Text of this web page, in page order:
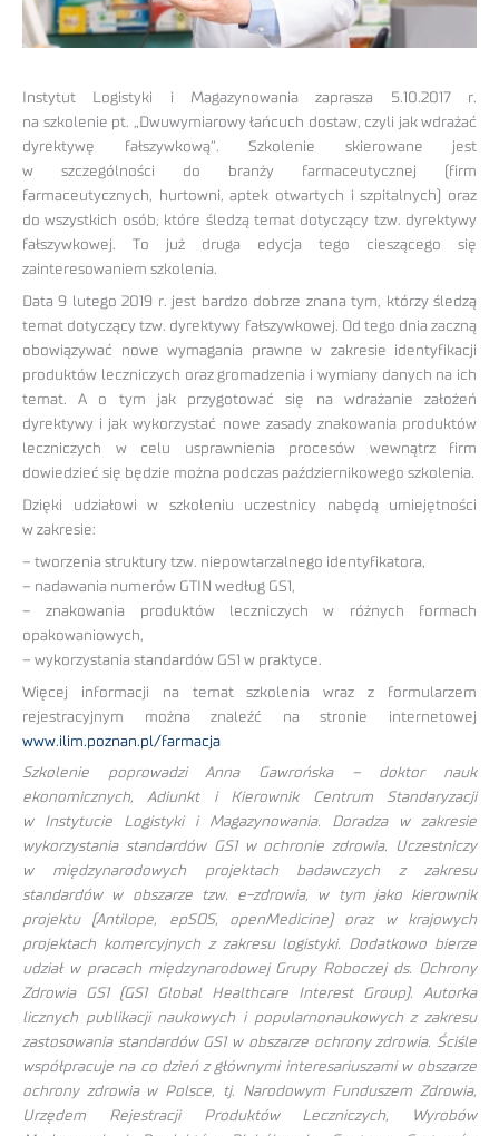
Instytut Logistyki i Magazynowania zaprasza 5.10.2017 r.
na szkolenie pt. „Dwuwymiarowy łańcuch dostaw, czyli jak wdrażać
dyrektywę fałszywkową”. Szkolenie skierowane jest
w szczególności do branży farmaceutycznej (firm
farmaceutycznych, hurtowni, aptek otwartych i szpitalnych) oraz
do wszystkich osób, które śledzą temat dotyczący tzw. dyrektywy
fałszywkowej. To już druga edycja tego cieszącego się
zainteresowaniem szkolenia.
Data 9 lutego 2019 r. jest bardzo dobrze znana tym, którzy śledzą
temat dotyczący tzw. dyrektywy fałszywkowej. Od tego dnia zaczną
obowiązywać nowe wymagania prawne w zakresie identyfikacji
produktów leczniczych oraz gromadzenia i wymiany danych na ich
temat. A o tym jak przygotować się na wdrażanie założeń
dyrektywy i jak wykorzystać nowe zasady znakowania produktów
leczniczych w celu usprawnienia procesów wewnątrz firm
dowiedzieć się będzie można podczas październikowego szkolenia.
Dzięki udziałowi w szkoleniu uczestnicy nabędą umiejętności
w zakresie:
– tworzenia struktury tzw. niepowtarzalnego identyfikatora,
– nadawania numerów GTIN według GS1,
– znakowania produktów leczniczych w różnych formach
opakowaniowych,
– wykorzystania standardów GS1 w praktyce.
Więcej informacji na temat szkolenia wraz z formularzem
rejestracyjnym można znaleźć na stronie internetowej
www.ilim.poznan.pl/farmacja
Szkolenie poprowadzi Anna Gawrońska – doktor nauk
ekonomicznych, Adiunkt i Kierownik Centrum Standaryzacji
w Instytucie Logistyki i Magazynowania. Doradza w zakresie
wykorzystania standardów GS1 w ochronie zdrowia. Uczestniczy
w międzynarodowych projektach badawczych z zakresu
standardów w obszarze tzw. e-zdrowia, w tym jako kierownik
projektu (Antilope, epSOS, openMedicine) oraz w krajowych
projektach komercyjnych z zakresu logistyki. Dodatkowo bierze
udział w pracach międzynarodowej Grupy Roboczej ds. Ochrony
Zdrowia GS1 (GS1 Global Healthcare Interest Group). Autorka
licznych publikacji naukowych i popularnonaukowych z zakresu
zastosowania standardów GS1 w obszarze ochrony zdrowia. Ściśle
współpracuje na co dzień z głównymi interesariuszami w obszarze
ochrony zdrowia w Polsce, tj. Narodowym Funduszem Zdrowia,
Urzędem Rejestracji Produktów Leczniczych, Wyrobów